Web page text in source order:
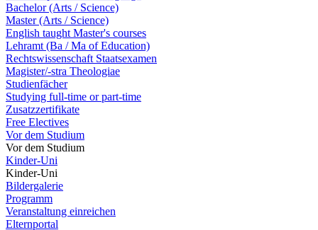
Bachelor (Arts / Science)
Master (Arts / Science)
English taught Master's courses
Lehramt (Ba / Ma of Education)
Rechtswissenschaft Staatsexamen
Magister/-stra Theologiae
Studienfächer
Studying full-time or part-time
Zusatzzertifikate
Free Electives
Vor dem Studium
Vor dem Studium
Kinder-Uni
Kinder-Uni
Bildergalerie
Programm
Veranstaltung einreichen
Elternportal